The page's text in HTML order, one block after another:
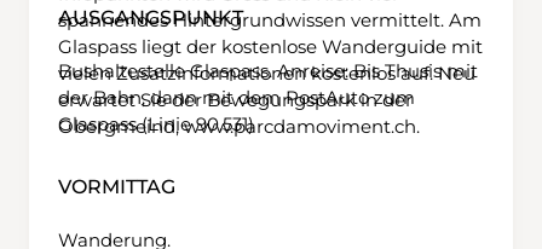
spannendes Hintergrundwissen vermittelt. Am
Glaspass liegt der kostenlose Wanderguide mit
vielen Zusatzinformationen kostenlos auf. Neu
erwartet Sie der Bewegungspark in der
Obergmeind,www.parcdamoviment.ch.
AUSGANGSPUNKT
Bushaltestelle Glaspass. Anreise: Bis Thusis mit
der Bahn, dann mit dem PostAuto zum
Glaspass (Linie 90.531)
VORMITTAG
Wanderung.